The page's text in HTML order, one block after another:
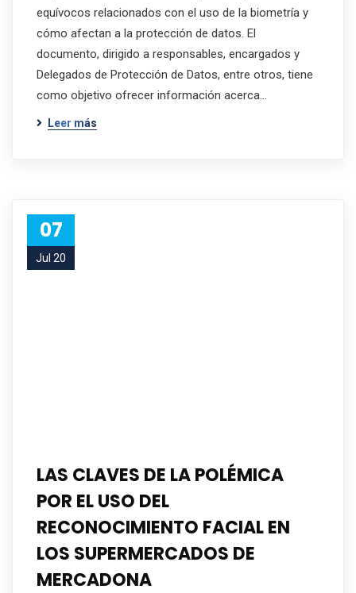
equívocos relacionados con el uso de la biometría y
cómo afectan a la protección de datos. El
documento, dirigido a responsables, encargados y
Delegados de Protección de Datos, entre otros, tiene
como objetivo ofrecer información acerca…
Leer más
07
Jul 20
LAS CLAVES DE LA POLÉMICA
POR EL USO DEL
RECONOCIMIENTO FACIAL EN
LOS SUPERMERCADOS DE
MERCADONA